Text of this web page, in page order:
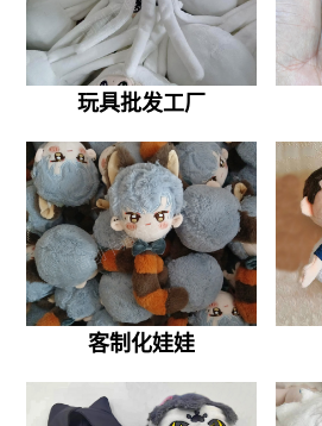
玩具批发工厂
客制化娃娃